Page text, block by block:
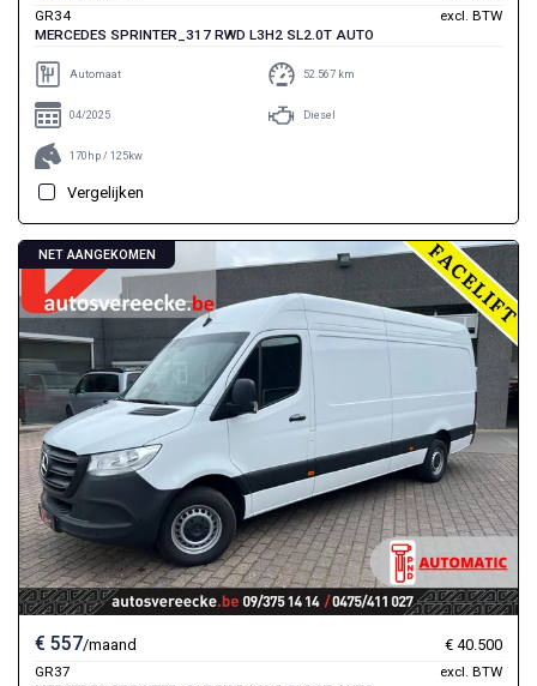
GR34
excl. BTW
MERCEDES SPRINTER_317 RWD L3H2 SL2.0T AUTO
Automaat 52.567 km
04/2025 Diesel
170hp / 125kw
Vergelijken
NET AANGEKOMEN
€ 557/maand € 40.500
GR37
excl. BTW